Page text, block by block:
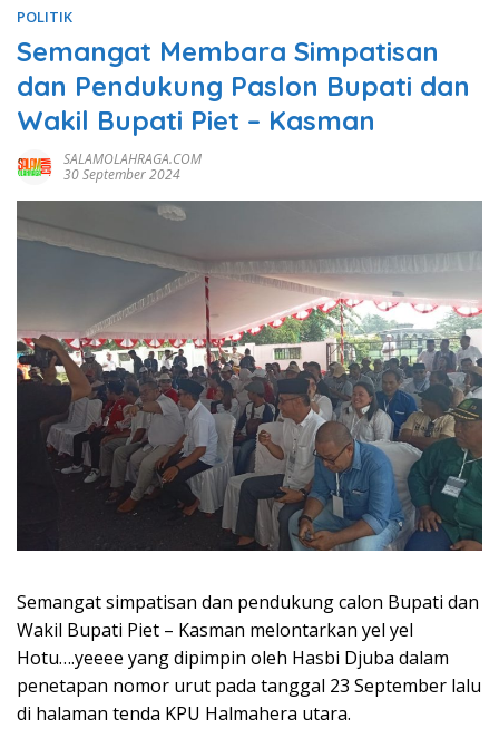
POLITIK
Semangat Membara Simpatisan
dan Pendukung Paslon Bupati dan
Wakil Bupati Piet – Kasman
SALAMOLAHRAGA.COM
30 September 2024
Semangat simpatisan dan pendukung calon Bupati dan
Wakil Bupati Piet – Kasman melontarkan yel yel
Hotu….yeeee yang dipimpin oleh Hasbi Djuba dalam
penetapan nomor urut pada tanggal 23 September lalu
di halaman tenda KPU Halmahera utara.